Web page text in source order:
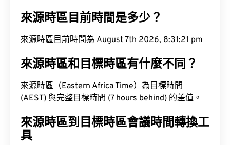
來源時區目前時間是多少？
來源時區目前時間為 August 7th 2026, 8:31:22 pm
來源時區和目標時區有什麼不同？
來源時區（Eastern Africa Time）為目標時間
(AEST) 與完整目標時間 (7 hours behind) 的差值。
來源時區到目標時區會議時間轉換工
具